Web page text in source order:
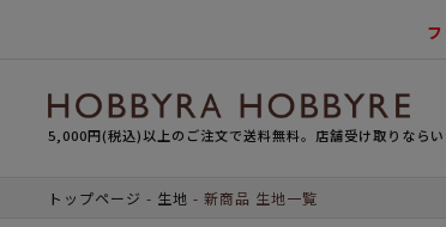
5,000円(税込)以上のご注文で送料無料。店舗受け取りならい
トップページ 生地 新商品 生地一覧